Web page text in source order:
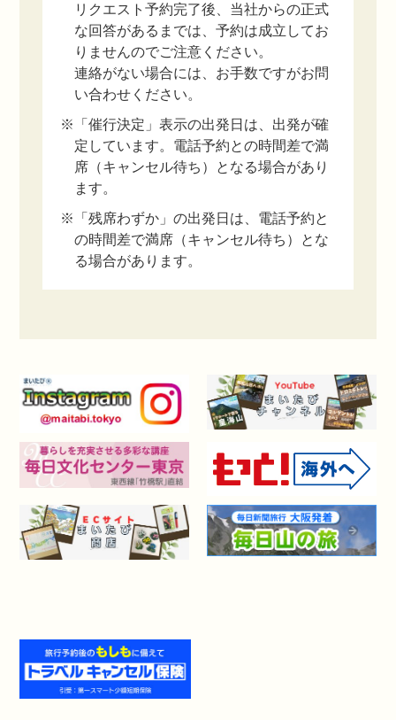
リクエスト予約完了後、当社からの正式
な回答があるまでは、予約は成立してお
りませんのでご注意ください。
連絡がない場合には、お手数ですがお問
い合わせください。
※「催行決定」表示の出発日は、出発が確
定しています。電話予約との時間差で満
席（キャンセル待ち）となる場合があり
ます。
※「残席わずか」の出発日は、電話予約と
の時間差で満席（キャンセル待ち）とな
る場合があります。